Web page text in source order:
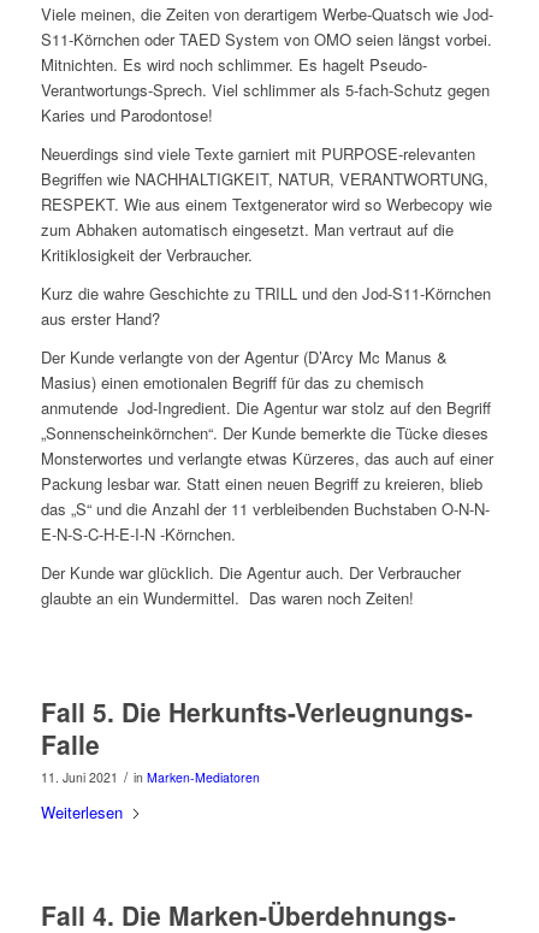
Viele meinen, die Zeiten von derartigem Werbe-Quatsch wie Jod-
S11-Körnchen oder TAED System von OMO seien längst vorbei.
Mitnichten. Es wird noch schlimmer. Es hagelt Pseudo-
Verantwortungs-Sprech. Viel schlimmer als 5-fach-Schutz gegen
Karies und Parodontose!
Neuerdings sind viele Texte garniert mit PURPOSE-relevanten
Begriffen wie NACHHALTIGKEIT, NATUR, VERANTWORTUNG,
RESPEKT. Wie aus einem Textgenerator wird so Werbecopy wie
zum Abhaken automatisch eingesetzt. Man vertraut auf die
Kritiklosigkeit der Verbraucher.
Kurz die wahre Geschichte zu TRILL und den Jod-S11-Körnchen
aus erster Hand?
Der Kunde verlangte von der Agentur (D’Arcy Mc Manus &
Masius) einen emotionalen Begriff für das zu chemisch
anmutende Jod-Ingredient. Die Agentur war stolz auf den Begriff
„Sonnenscheinkörnchen“. Der Kunde bemerkte die Tücke dieses
Monsterwortes und verlangte etwas Kürzeres, das auch auf einer
Packung lesbar war. Statt einen neuen Begriff zu kreieren, blieb
das „S“ und die Anzahl der 11 verbleibenden Buchstaben O-N-N-
E-N-S-C-H-E-I-N -Körnchen.
Der Kunde war glücklich. Die Agentur auch. Der Verbraucher
glaubte an ein Wundermittel. Das waren noch Zeiten!
Fall 5. Die Herkunfts-Verleugnungs-
Falle
11. Juni 2021 / in Marken-Mediatoren
Weiterlesen
Fall 4. Die Marken-Überdehnungs-